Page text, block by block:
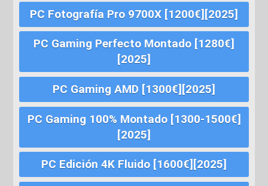
PC Fotografía Pro 9700X [1200€][2025]
PC Gaming Perfecto Montado [1280€]
[2025]
PC Gaming AMD [1300€][2025]
PC Gaming 100% Montado [1300-1500€]
[2025]
PC Edición 4K Fluido [1600€][2025]